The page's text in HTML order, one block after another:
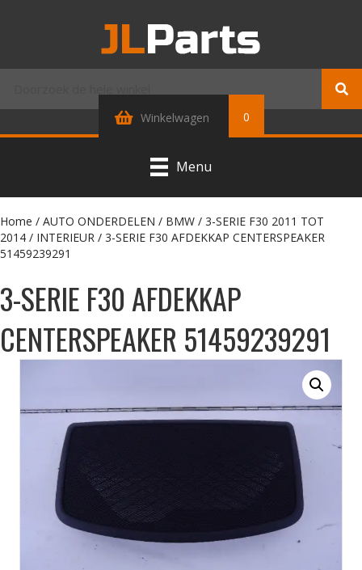
Winkelwagen 0
Menu
Home / AUTO ONDERDELEN / BMW / 3-SERIE F30 2011 TOT
2014 / INTERIEUR / 3-SERIE F30 AFDEKKAP CENTERSPEAKER
51459239291
3-SERIE F30 AFDEKKAP
CENTERSPEAKER 51459239291